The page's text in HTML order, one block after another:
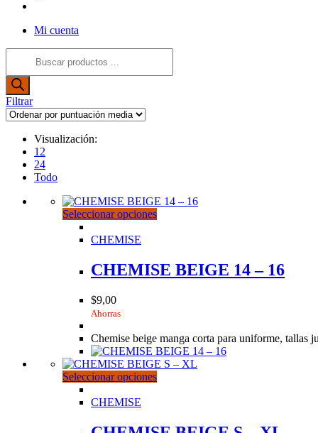
de
web
Mi cuenta
productos
Filtrar
Visualización:
12
24
Todo
Seleccionar opcionesEste
variantes.
Las
en
la
página
de
CHEMISE
CHEMISE BEIGE 14 – 16
$9,00
Ahorras
Chemise beige manga corta para uniforme, tallas
Seleccionar opcionesEste
variantes.
CHEMISE